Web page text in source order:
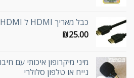
כבל מאריך HDMI ל HDMI זכר זכר באורך 1 מטר
₪25.00
מיני מיקרופון איכותי עם
נייח או טלפון סלולרי